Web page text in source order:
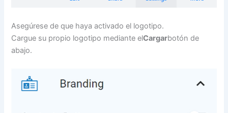
Asegúrese de que haya activado el logotipo.
Cargue su propio logotipo mediante elCargarbotón de
abajo.